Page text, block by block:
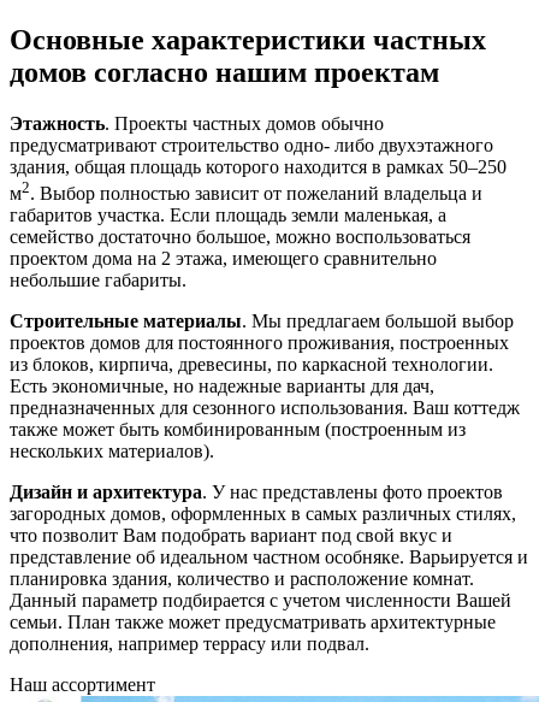
Основные характеристики частных
домов согласно нашим проектам
Этажность. Проекты частных домов обычно
предусматривают строительство одно- либо двухэтажного
здания, общая площадь которого находится в рамках 50–250
м2. Выбор полностью зависит от пожеланий владельца и
габаритов участка. Если площадь земли маленькая, а
семейство достаточно большое, можно воспользоваться
проектом дома на 2 этажа, имеющего сравнительно
небольшие габариты.
Строительные материалы. Мы предлагаем большой выбор
проектов домов для постоянного проживания, построенных
из блоков, кирпича, древесины, по каркасной технологии.
Есть экономичные, но надежные варианты для дач,
предназначенных для сезонного использования. Ваш коттедж
также может быть комбинированным (построенным из
нескольких материалов).
Дизайн и архитектура. У нас представлены фото проектов
загородных домов, оформленных в самых различных стилях,
что позволит Вам подобрать вариант под свой вкус и
представление об идеальном частном особняке. Варьируется и
планировка здания, количество и расположение комнат.
Данный параметр подбирается с учетом численности Вашей
семьи. План также может предусматривать архитектурные
дополнения, например террасу или подвал.
Наш ассортимент